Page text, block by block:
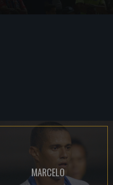
MARCELO